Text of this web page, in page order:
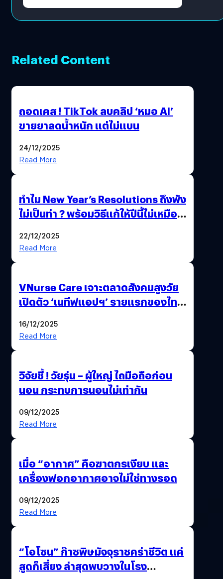
Related Content
ถอดเคส ! TikTok ลบคลิป ‘หมอ AI’
ขายยาลดน้ำหนัก แต่ไม่แบน
24/12/2025
Read More
ทำไม New Year’s Resolutions ถึงพัง
ไม่เป็นท่า ? พร้อมวิธีแก้ให้ปีนี้ไม่เหมือน
22/12/2025
Read More
VNurse Care เจาะตลาดสังคมสูงวัย
เปิดตัว ‘เนทีฟแอปฯ’ รายแรกของไทย
จบในที่เดียว
16/12/2025
Read More
วิจัยชี้ ! วัยรุ่น – ผู้ใหญ่ ไถมือถือก่อน
นอน กระทบการนอนไม่เท่ากัน
09/12/2025
Read More
เมื่อ “อากาศ” คือฆาตกรเงียบ และ
เครื่องฟอกอากาศอาจไม่ใช่ทางรอด
09/12/2025
Read More
“โอโซน” ก๊าซพิษมัจจุราชคร่าชีวิต แค่
สูดก็เสี่ยง ล่าสุดพบวางในโรง